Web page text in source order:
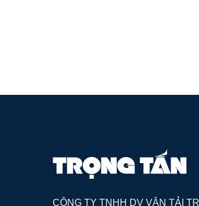
CÔNG TY TNHH DV VẬN TẢI